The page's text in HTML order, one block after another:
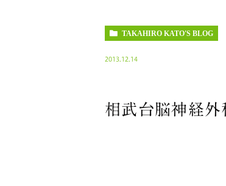
TAKAHIRO KATO'S BLOG
2013.12.14
相武台脳神経